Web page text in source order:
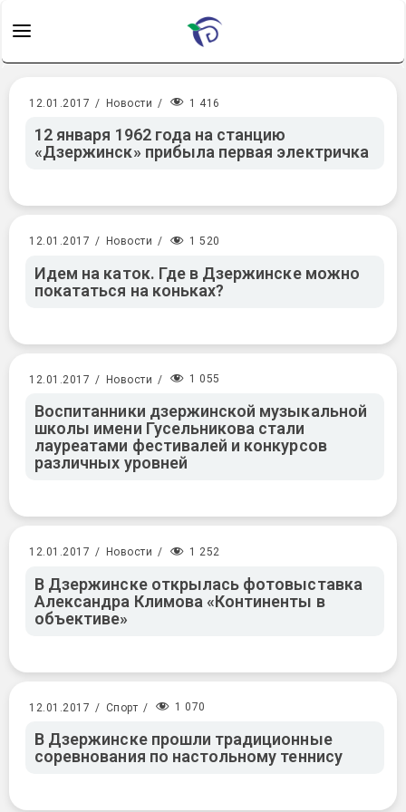
12.01.2017 / Новости / 1 416
12 января 1962 года на станцию
«Дзержинск» прибыла первая электричка
12.01.2017 / Новости / 1 520
Идем на каток. Где в Дзержинске можно
покататься на коньках?
12.01.2017 / Новости / 1 055
Воспитанники дзержинской музыкальной
школы имени Гусельникова стали
лауреатами фестивалей и конкурсов
различных уровней
12.01.2017 / Новости / 1 252
В Дзержинске открылась фотовыставка
Александра Климова «Континенты в
объективе»
12.01.2017 / Спорт / 1 070
В Дзержинске прошли традиционные
соревнования по настольному теннису